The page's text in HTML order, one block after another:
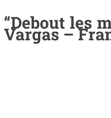
“Debout les
Vargas –